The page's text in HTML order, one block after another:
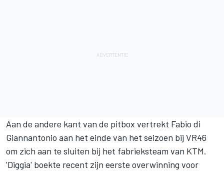
Aan de andere kant van de pitbox vertrekt Fabio di
Giannantonio aan het einde van het seizoen bij VR46
om zich aan te sluiten bij het fabrieksteam van KTM.
'Diggia' boekte recent zijn eerste overwinning voor